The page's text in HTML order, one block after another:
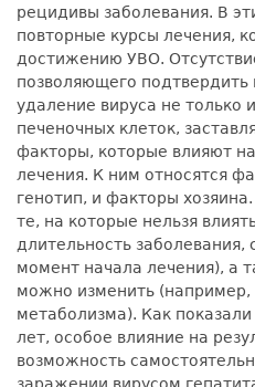
рецидивы заболевания. В
повторные курсы лечения,
достижению УВО.
позволяющего
удаление вируса не только
печеночных клеток,
факторы, которые влияют
лечения. К ним относятся
генотип, и факторы
те, на которые нельзя
длительность заболевания,
момент начала лечения), а
можно изменить (например,
метаболизма). Как
лет, особое влияние на
возможность